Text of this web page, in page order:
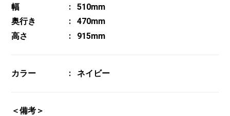
幅
510mm
奥行き
470mm
高さ
915mm
カラー ネイビー
＜備考＞